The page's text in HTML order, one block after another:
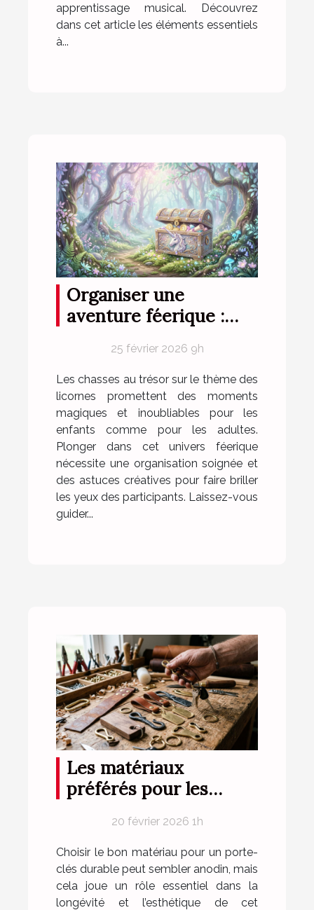
apprentissage musical. Découvrez
dans cet article les éléments essentiels
à...
Organiser une
aventure féerique :
chasse au trésor sur le
thème des licornes
25 février 2026 9h
Les chasses au trésor sur le thème des
licornes promettent des moments
magiques et inoubliables pour les
enfants comme pour les adultes.
Plonger dans cet univers féerique
nécessite une organisation soignée et
des astuces créatives pour faire briller
les yeux des participants. Laissez-vous
guider...
Les matériaux
préférés pour les
20 février 2026 1h
Choisir le bon matériau pour un porte-
clés durable peut sembler anodin, mais
cela joue un rôle essentiel dans la
longévité et l’esthétique de cet